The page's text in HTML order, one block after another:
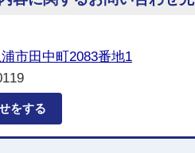
市田中町2083番地1
をする